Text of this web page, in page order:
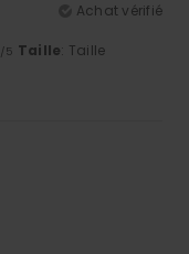
Achat vérifié
/5 Taille: Taille